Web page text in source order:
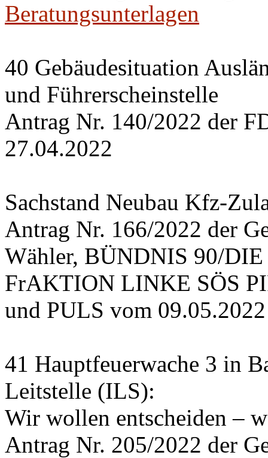
Beratungsunterlagen
40 Gebäudesituation
und Führerscheinstelle
Antrag Nr. 140/2022 der
27.04.2022
Sachstand Neubau Kfz-
Antrag Nr. 166/2022 der
Wähler, BÜNDNIS 90/
FrAKTION LINKE SÖS
und PULS vom 09.05.2022
41 Hauptfeuerwache 3 in
Leitstelle (ILS):
Wir wollen entscheiden –
Antrag Nr. 205/2022 der